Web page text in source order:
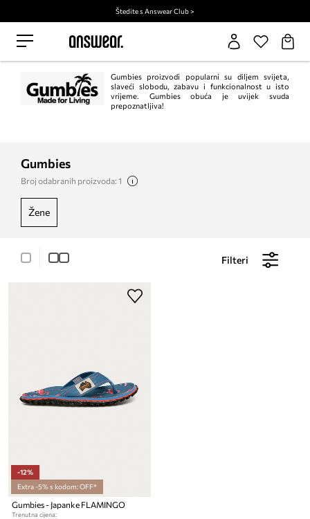
Štedite s Answear Club >
Gumbies proizvodi popularni su diljem svijeta,
slaveći slobodu, zabavu i funkcionalnost u isto
vrijeme. Gumbies obuća je uvijek svuda
prepoznatljiva!
Gumbies
Broj odabranih proizvoda: 1
žene
Filteri
-12%
Extra -5% s kodom: OFF*
Gumbies - Japanke FLAMINGO
Trenutna cijena: